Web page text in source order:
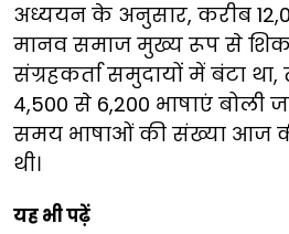
अध्ययन के अनुसार, करीब
मानव समाज मुख्य रूप से
संग्रहकर्ता समुदायों में बंटा
4,500 से 6,200 भाषाएं बोली
समय भाषाओं की संख्या आज
थी।
यह भी पढ़ें